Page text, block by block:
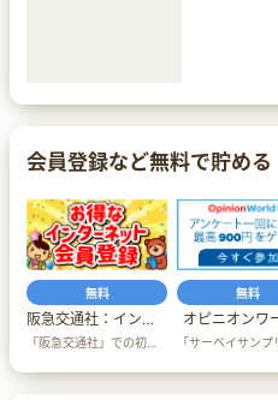
会員登録など無料で貯める
無料
阪急交通社：インターネット会員
無料
オピニオンワ